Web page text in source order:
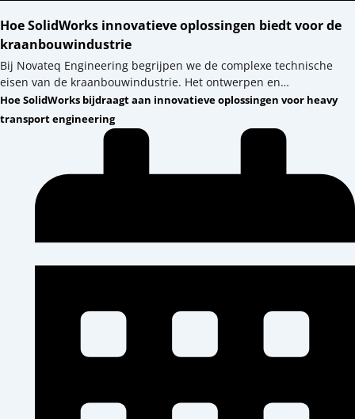
Hoe SolidWorks innovatieve oplossingen biedt voor de
kraanbouwindustrie
Bij Novateq Engineering begrijpen we de complexe technische
eisen van de kraanbouwindustrie. Het ontwerpen en…
Hoe SolidWorks bijdraagt aan innovatieve oplossingen voor heavy
transport engineering